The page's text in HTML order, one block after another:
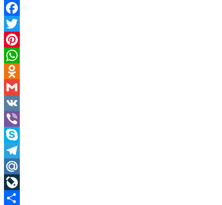
Facebook
Twitter
Pinterest
WhatsApp
Odnoklassniki
Gmail
VK
Viber
Skype
Telegram
Mail.Ru
LiveJournal